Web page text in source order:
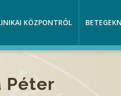
KÖZPONTRÓL
Péter